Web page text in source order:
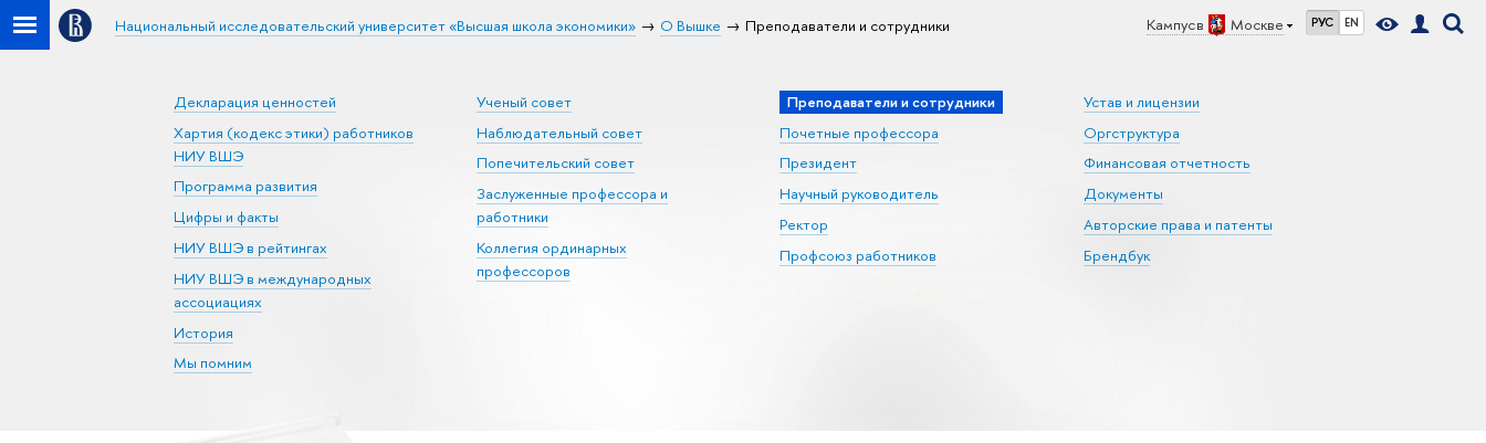
Кампус в Москве РУС EN
Национальный исследовательский университет «Высшая школа экономики» О Вышке Преподаватели и сотрудники
Декларация ценностей
Хартия (кодекс этики) работников
НИУ ВШЭ
Программа развития
Цифры и факты
НИУ ВШЭ в рейтингах
НИУ ВШЭ в международных
ассоциациях
История
Мы помним
Ученый совет
Наблюдательный совет
Попечительский совет
Заслуженные профессора и
работники
Коллегия ординарных
профессоров
Преподаватели и сотрудники
Почетные профессора
Президент
Научный руководитель
Ректор
Профсоюз работников
Устав и лицензии
Оргструктура
Финансовая отчетность
Документы
Авторские права и патенты
Брендбук